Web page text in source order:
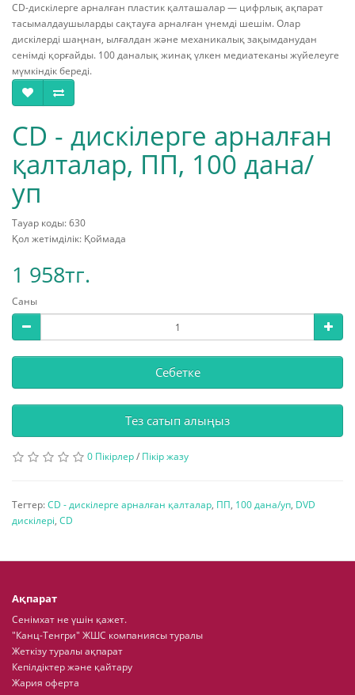
CD-дискілерге арналған пластик қалташалар — цифрлық ақпарат
тасымалдаушыларды сақтауға арналған үнемді шешім. Олар
дискілерді шаңнан, ылғалдан және механикалық зақымданудан
сенімді қорғайды. 100 даналық жинақ үлкен медиатеканы жүйелеуге
мүмкіндік береді.
CD - дискілерге арналған
қалталар, ПП, 100 дана/
уп
Тауар коды: 630
Қол жетімділік: Қоймада
1 958тг.
Саны
Себетке
Тез сатып алыңыз
0 Пікірлер/ Пікір жазу
Тегтер:CD - дискілерге арналған қалталар, ПП, 100 дана/уп, DVD
дискілері, CD
Ақпарат
Сенімхат не үшін қажет.
"Канц-Тенгри" ЖШС компаниясы туралы
Жеткізу туралы ақпарат
Кепілдіктер және қайтару
Жария оферта